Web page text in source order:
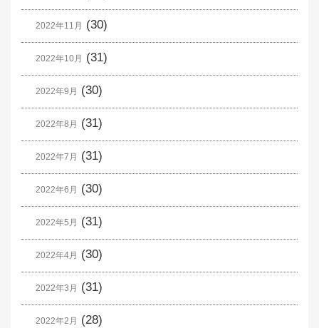
2022年11月 (30)
2022年10月 (31)
2022年9月 (30)
2022年8月 (31)
2022年7月 (31)
2022年6月 (30)
2022年5月 (31)
2022年4月 (30)
2022年3月 (31)
2022年2月 (28)